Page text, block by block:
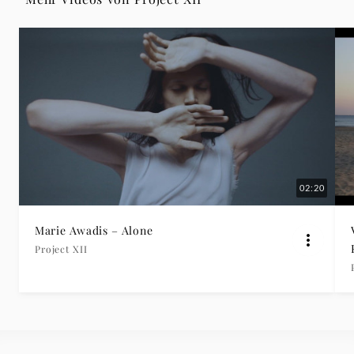
02:20
Marie Awadis – Alone
Project XII